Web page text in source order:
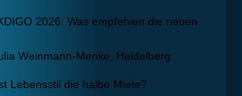
2026: Was empfehlen die neuen
Weinmann-Menke, Heidelberg
Lebensstil die halbe Miete?